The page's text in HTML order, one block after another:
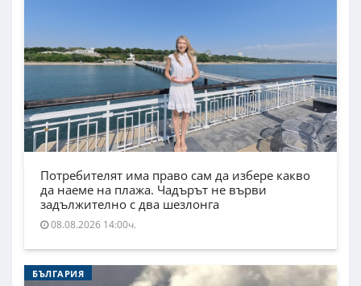
Потребителят има право сам да избере какво
да наеме на плажа. Чадърът не върви
задължително с два шезлонга
08.08.2026 14:00ч.
БЪЛГАРИЯ